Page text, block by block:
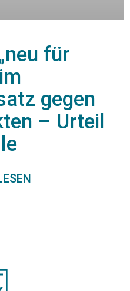
für
gegen
– Urteil